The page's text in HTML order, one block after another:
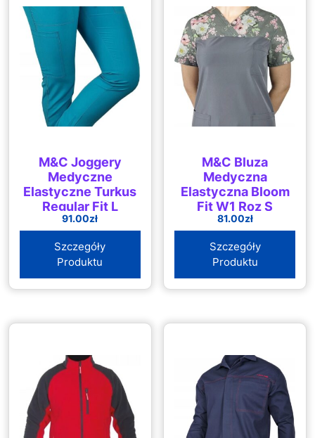
M&C Joggery
Medyczne
Elastyczne Turkus
Regular Fit L
91.00zł
Szczegóły
Produktu
M&C Bluza
Medyczna
Elastyczna Bloom
Fit W1 Roz S
81.00zł
Szczegóły
Produktu